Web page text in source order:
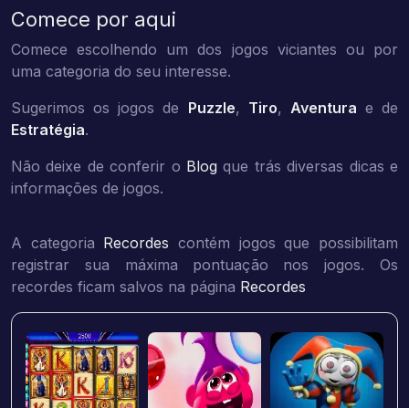
Comece por aqui
Comece escolhendo um dos jogos viciantes ou por
uma categoria do seu interesse.
Sugerimos os jogos de Puzzle, Tiro, Aventura e de
Estratégia.
Não deixe de conferir o Blog que trás diversas dicas e
informações de jogos.
A categoria Recordes contém jogos que possibilitam
registrar sua máxima pontuação nos jogos. Os
recordes ficam salvos na página Recordes